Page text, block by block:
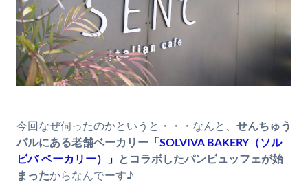
今回なぜ伺ったのかというと・・・なんと、 せんちゅう
パルにある老舗ベーカリー 「SOLVIVA BAKERY（ソル
ビバ ベーカリー）」
とコラボしたパンビュッフェが始
まったからなんでーす♪